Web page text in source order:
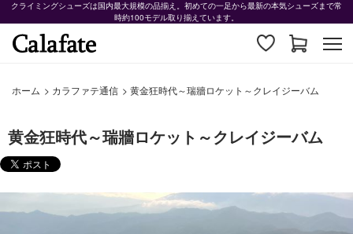
クライミングシューズは国内最大規模の品揃え。初めての一足から最新の本気シューズまで常
時約100モデル取り揃えています。
ホーム > カラファテ通信 > 黄金狂時代～瑞牆ロケット～クレイジーバム
黄金狂時代～瑞牆ロケット～クレイジーバム